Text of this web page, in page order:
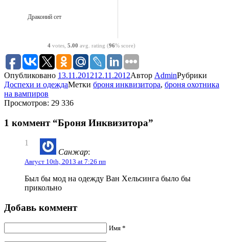
Драконий сет
4 votes, 5.00 avg. rating (96% score)
Опубликовано 13.11.201212.11.2012Автор AdminРубрики
Доспехи и одеждаМетки броня инквизитора, броня охотника
на вампиров
Просмотров: 29 336
1 коммент “Броня Инквизитора”
1
Санжар:
Август 10th, 2013 at 7:26 пп
Был бы мод на одежду Ван Хельсинга было бы
прикольно
Добавь коммент
Имя *